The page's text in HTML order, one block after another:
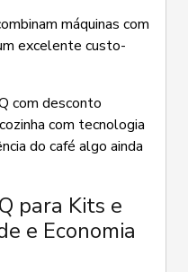
máquinas com
excelente custo-
com desconto
com tecnologia
do café algo ainda
para Kits e
e Economia